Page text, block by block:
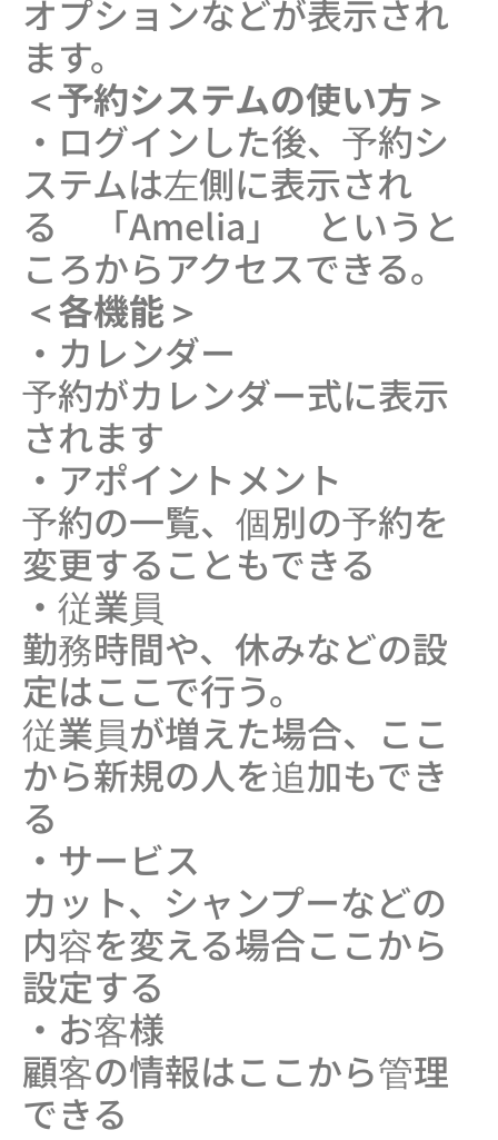
オプションなどが表示され
ます。
＜予約システムの使い方＞
・ログインした後、予約シ
ステムは左側に表示され
る 「Amelia」 というと
ころからアクセスできる。
＜各機能＞
・カレンダー
予約がカレンダー式に表示
されます
・アポイントメント
予約の一覧、個別の予約を
変更することもできる
・従業員
勤務時間や、休みなどの設
定はここで行う。
従業員が増えた場合、ここ
から新規の人を追加もでき
る
・サービス
カット、シャンプーなどの
内容を変える場合ここから
設定する
・お客様
顧客の情報はここから管理
できる